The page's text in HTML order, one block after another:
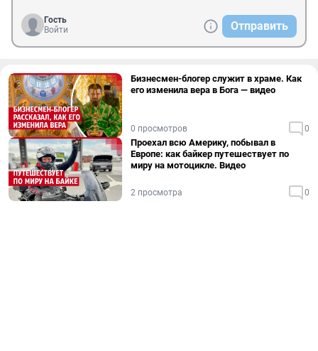
Гость
Войти
Отправить
Бизнесмен-блогер служит в храме. Как
его изменила вера в Бога — видео
0 просмотров 0
Проехал всю Америку, побывал в
Европе: как байкер путешествует по
миру на мотоцикле. Видео
2 просмотра 0